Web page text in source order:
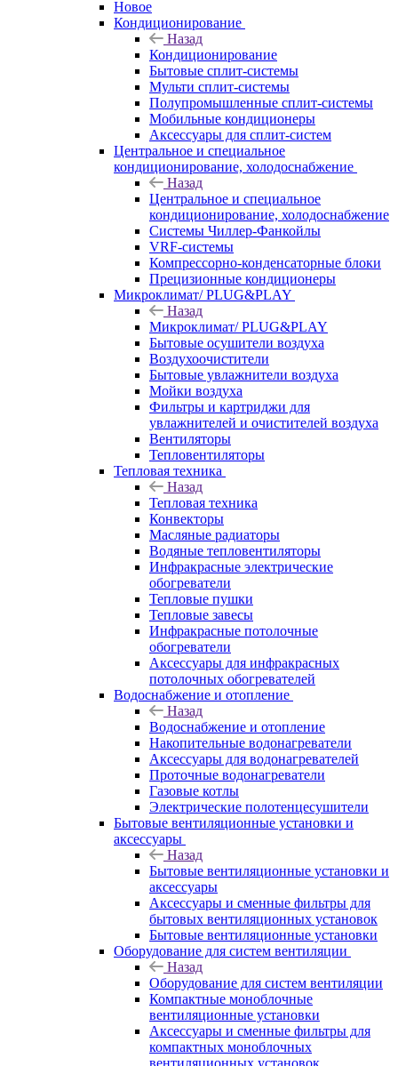
Новое
Кондиционирование
Назад
Кондиционирование
Бытовые сплит-системы
Мульти сплит-системы
Полупромышленные сплит-системы
Мобильные кондиционеры
Аксессуары для сплит-систем
Центральное и специальное
кондиционирование, холодоснабжение
Назад
Центральное и специальное
кондиционирование, холодоснабжение
Системы Чиллер-Фанкойлы
VRF-системы
Компрессорно-конденсаторные блоки
Прецизионные кондиционеры
Микроклимат/ PLUG&PLAY
Назад
Микроклимат/ PLUG&PLAY
Бытовые осушители воздуха
Воздухоочистители
Бытовые увлажнители воздуха
Мойки воздуха
Фильтры и картриджи для
увлажнителей и очистителей воздуха
Вентиляторы
Тепловентиляторы
Тепловая техника
Назад
Тепловая техника
Конвекторы
Масляные радиаторы
Водяные тепловентиляторы
Инфракрасные электрические
обогреватели
Тепловые пушки
Тепловые завесы
Инфракрасные потолочные
обогреватели
Аксессуары для инфракрасных
потолочных обогревателей
Водоснабжение и отопление
Назад
Водоснабжение и отопление
Накопительные водонагреватели
Аксессуары для водонагревателей
Проточные водонагреватели
Газовые котлы
Электрические полотенцесушители
Бытовые вентиляционные установки и
аксессуары
Назад
Бытовые вентиляционные установки и
аксессуары
Аксессуары и сменные фильтры для
бытовых вентиляционных установок
Бытовые вентиляционные установки
Оборудование для систем вентиляции
Назад
Оборудование для систем вентиляции
Компактные моноблочные
вентиляционные установки
Аксессуары и сменные фильтры для
компактных моноблочных
вентиляционных установок